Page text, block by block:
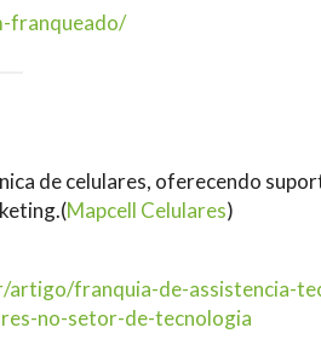
franqueado/
de celulares, oferecendo
Mapcell Celulares)
artigo/franquia-de-assistencia-
no-setor-de-tecnologia